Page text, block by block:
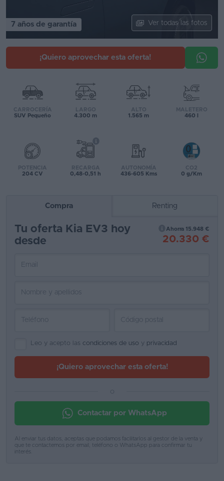
mano
Eléctricos
Híbridos
Ofertas
Asistente
opiniones
Guías
Comparador
Favoritos
Concesionarios
coche
Blog
2026
7 años de garantía Ver todas las fotos
¡Quiero aprovechar esta oferta!
CARROCERÍA
SUV Pequeño
LARGO
4.300 m
ALTO
1.565 m
MALETERO
460 l
POTENCIA
204 CV
RECARGA
0,48-0,51 h
AUTONOMÍA
436-605 Kms
CO2
0 g/Km
Compra Renting
Tu oferta Kia EV3 hoy
desde
Ahorra 15.948 €
20.330 €
Leo y acepto las condiciones de uso y privacidad
¡Quiero aprovechar esta oferta!
Contactar por WhatsApp
Al enviar tus datos, aceptas que podamos facilitarlos al gestor de la venta y
que te contactemos por email, teléfono o WhatsApp para confirmar tu
interés.